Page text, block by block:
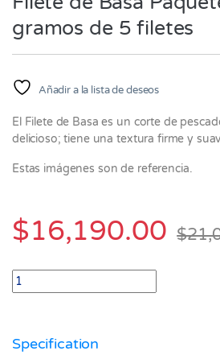
gramos de 5 filetes
Añadir a la lista de deseos
El Filete de Basa es un corte de
delicioso; tiene una textura firme y
Estas imágenes son de referencia.
$16,190.00 $
Filete de Basa Paquete 1.000 gramos
Specification